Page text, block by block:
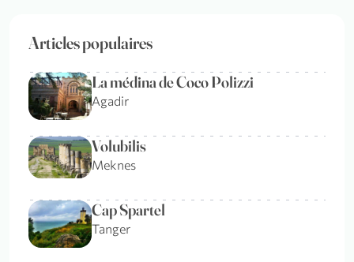
Articles populaires
La médina de Coco Polizzi
Agadir
Volubilis
Meknes
Cap Spartel
Tanger